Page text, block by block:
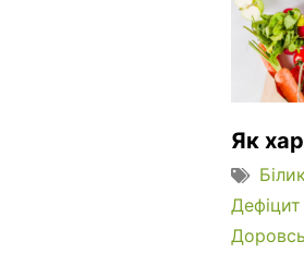
Як
Білик
Дефіцит